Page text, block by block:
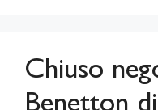
Chiuso